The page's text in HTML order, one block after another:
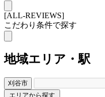
[ALL-REVIEWS]
こだわり条件で探す
地域エリア・駅
刈谷市
エリアから探す